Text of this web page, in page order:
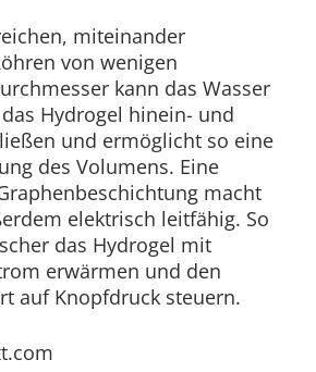
miteinander
von wenigen
kann das Wasser
Hydrogel hinein- und
und ermöglicht so eine
des Volumens. Eine
macht
elektrisch leitfähig. So
das Hydrogel mit
erwärmen und den
auf Knopfdruck steuern.